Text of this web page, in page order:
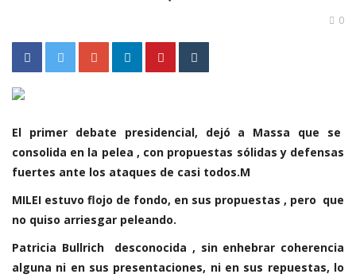
0
El primer debate presidencial, dejó a Massa que se
consolida en la pelea , con propuestas sólidas y defensas
fuertes ante los ataques de casi todos.M
MILEI estuvo flojo de fondo, en sus propuestas , pero que
no quiso arriesgar peleando.
Patricia Bullrich desconocida , sin enhebrar coherencia
alguna ni en sus presentaciones, ni en sus repuestas, lo